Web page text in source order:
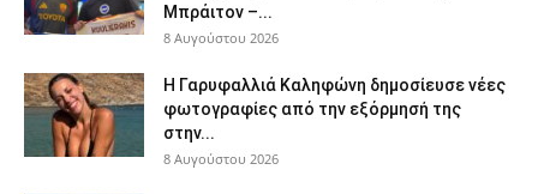
Μπράιτον –...
8 Αυγούστου 2026
Η Γαρυφαλλιά Καληφώνη δημοσίευσε νέες
φωτογραφίες από την εξόρμησή της
στην...
8 Αυγούστου 2026